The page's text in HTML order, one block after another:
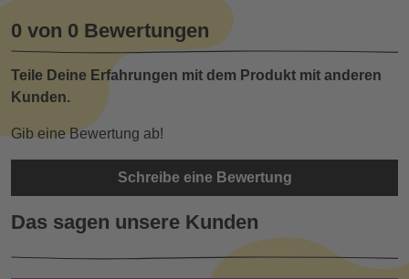
0 von 0 Bewertungen
Teile Deine Erfahrungen mit dem Produkt mit anderen
Kunden.
Gib eine Bewertung ab!
Schreibe eine Bewertung
Das sagen unsere Kunden